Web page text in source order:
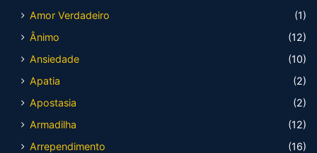
Amor Verdadeiro
(1)
Ânimo
(12)
Ansiedade
(10)
Apatia
(2)
Apostasia
(2)
Armadilha
(12)
Arrependimento
(16)